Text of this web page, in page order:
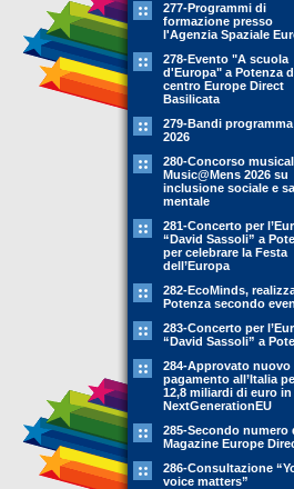
277-Programmi di
formazione presso
l'Agenzia Spaziale
278-Evento "A scuola
d'Europa" a Potenza
centro Europe Direct
Basilicata
279-Bandi
2026
280-Concorso
Music@Mens 2026 su
inclusione sociale e
mentale
281-Concerto per
“David Sassoli” a
per celebrare la Festa
dell’Europa
282-EcoMinds,
Potenza secondo
283-Concerto per
“David Sassoli” a
284-Approvato nuovo
pagamento all’Italia
12,8 miliardi di euro in
NextGenerationEU
285-Secondo numero
Magazine Europe
286-Consultazione
voice matters”